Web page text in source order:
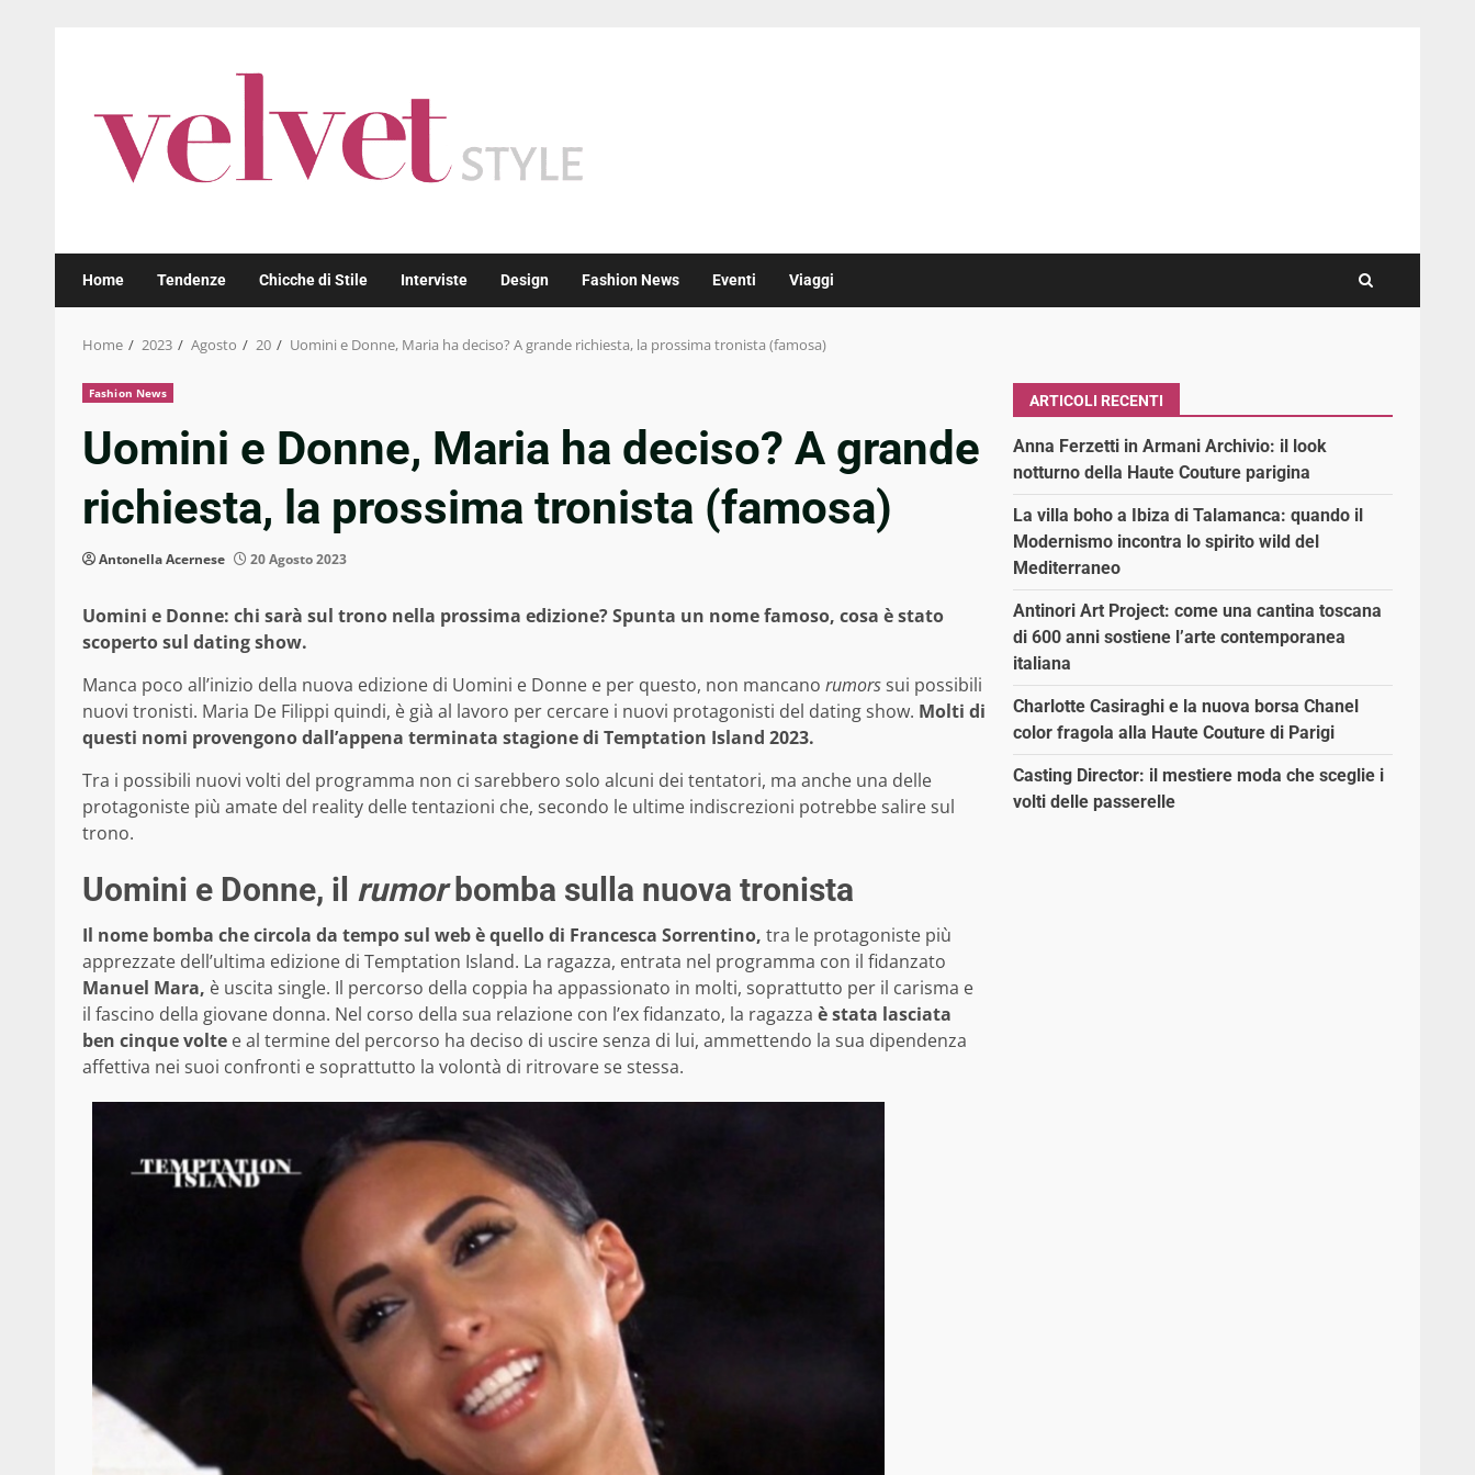
Home Tendenze Chicche di Stile Interviste Design Fashion News Eventi Viaggi
Home 2023 Agosto 20 Uomini e Donne, Maria ha deciso? A grande richiesta, la prossima tronista (famosa)
Fashion News
Uomini e Donne, Maria ha deciso? A grande
richiesta, la prossima tronista (famosa)
Antonella Acernese 20 Agosto 2023
Uomini e Donne: chi sarà sul trono nella prossima edizione? Spunta un nome famoso, cosa è stato
scoperto sul dating show.
Manca poco all’inizio della nuova edizione di Uomini e Donne e per questo, non mancano rumorssui possibili
nuovi tronisti. Maria De Filippi quindi, è già al lavoro per cercare i nuovi protagonisti del dating show. Molti di
questi nomi provengono dall’appena terminata stagione di Temptation Island 2023.
Tra i possibili nuovi volti del programma non ci sarebbero solo alcuni dei tentatori, ma anche una delle
protagoniste più amate del reality delle tentazioni che, secondo le ultime indiscrezioni potrebbe salire sul
trono.
Uomini e Donne, il rumorbomba sulla nuova tronista
Il nome bomba che circola da tempo sul web è quello di Francesca Sorrentino, tra le protagoniste più
apprezzate dell’ultima edizione di Temptation Island. La ragazza, entrata nel programma con il fidanzato
Manuel Mara, è uscita single. Il percorso della coppia ha appassionato in molti, soprattutto per il carisma e
il fascino della giovane donna. Nel corso della sua relazione con l’ex fidanzato, la ragazza è stata lasciata
ben cinque volte e al termine del percorso ha deciso di uscire senza di lui, ammettendo la sua dipendenza
affettiva nei suoi confronti e soprattutto la volontà di ritrovare se stessa.
ARTICOLI RECENTI
Anna Ferzetti in Armani Archivio: il look
notturno della Haute Couture parigina
La villa boho a Ibiza di Talamanca: quando il
Modernismo incontra lo spirito wild del
Mediterraneo
Antinori Art Project: come una cantina toscana
di 600 anni sostiene l’arte contemporanea
italiana
Charlotte Casiraghi e la nuova borsa Chanel
color fragola alla Haute Couture di Parigi
Casting Director: il mestiere moda che sceglie i
volti delle passerelle